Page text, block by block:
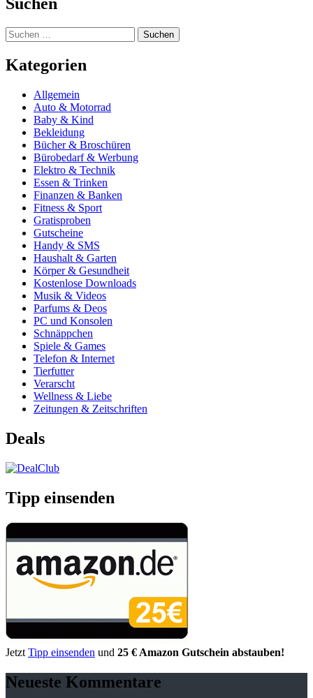
Suchen
Suchen
nach:
Kategorien
Allgemein
Auto & Motorrad
Baby & Kind
Bekleidung
Bücher & Broschüren
Bürobedarf & Werbung
Elektro & Technik
Essen & Trinken
Finanzen & Banken
Fitness & Sport
Gratisproben
Gutscheine
Handy & SMS
Haushalt & Garten
Körper & Gesundheit
Kostenlose Downloads
Musik & Videos
Parfums & Deos
PC und Konsolen
Schnäppchen
Spiele & Games
Telefon & Internet
Tierfutter
Verarscht
Wellness & Liebe
Zeitungen & Zeitschriften
Deals
Tipp einsenden
Jetzt Tipp einsenden und 25 € Amazon Gutschein abstauben!
Neueste Kommentare